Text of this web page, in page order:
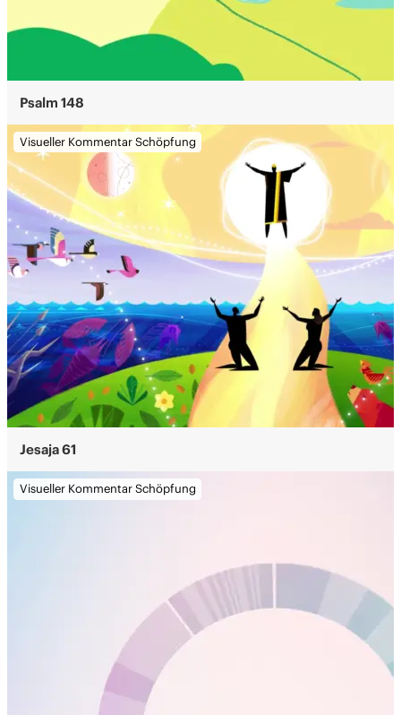
Psalm 148
Visueller Kommentar Schöpfung
Jesaja 61
Visueller Kommentar Schöpfung